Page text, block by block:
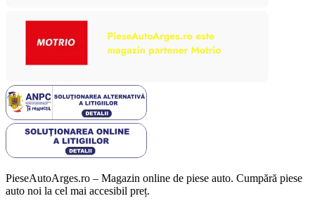
PieseAutoArges.ro – Magazin online de piese auto. Cumpără piese
auto noi la cel mai accesibil preț.